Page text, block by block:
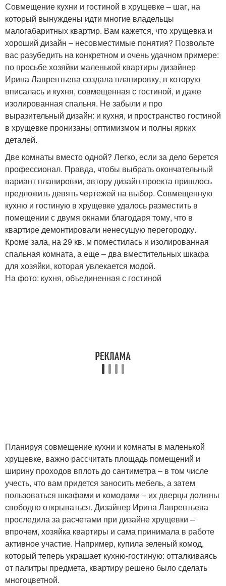
Совмещение кухни и гостиной в хрущевке – шаг, на
который вынуждены идти многие владельцы
малогабаритных квартир. Вам кажется, что хрущевка и
хороший дизайн – несовместимые понятия? Позвольте
вас разубедить на конкретном и очень удачном примере:
по просьбе хозяйки маленькой квартиры дизайнер
Ирина Лаврентьева создала планировку, в которую
вписалась и кухня, совмещенная с гостиной, и даже
изолированная спальня. Не забыли и про
выразительный дизайн: и кухня, и пространство гостиной
в хрущевке пронизаны оптимизмом и полны ярких
деталей.
Две комнаты вместо одной? Легко, если за дело берется
профессионал. Правда, чтобы выбрать окончательный
вариант планировки, автору дизайн-проекта пришлось
предложить девять чертежей на выбор. Совмещенную
кухню и гостиную в хрущевке удалось разместить в
помещении с двумя окнами благодаря тому, что в
квартире демонтировали ненесущую перегородку.
Кроме зала, на 29 кв. м поместилась и изолированная
спальная комната, а еще – два вместительных шкафа
для хозяйки, которая увлекается модой.
На фото: кухня, объединенная с гостиной
Планируя совмещение кухни и комнаты в маленькой
хрущевке, важно рассчитать площадь помещений и
ширину проходов вплоть до сантиметра – в том числе
учесть, что вам придется заносить мебель, а затем
пользоваться шкафами и комодами – их дверцы должны
свободно открываться. Дизайнер Ирина Лаврентьева
проследила за расчетами при дизайне хрущевки –
впрочем, хозяйка квартиры и сама принимала в работе
активное участие. Например, купила зеленый комод,
который теперь украшает кухню-гостиную: отталкиваясь
от палитры предмета, квартиру решено было сделать
многоцветной.